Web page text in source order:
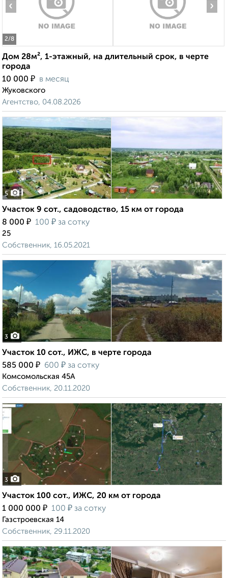
2/8
‹ ›
Дом 28м², 1-этажный, на длительный срок, в черте
города
10 000 ₽ в месяц
Жуковского
Агентство, 04.08.2026
5
Участок 9 сот., садоводство, 15 км от города
8 000 ₽ 100 ₽ за сотку
25
Собственник, 16.05.2021
3
Участок 10 сот., ИЖС, в черте города
585 000 ₽ 600 ₽ за сотку
Комсомольская 45А
Собственник, 20.11.2020
3
Участок 100 сот., ИЖС, 20 км от города
1 000 000 ₽ 100 ₽ за сотку
Газстроевская 14
Собственник, 29.11.2020